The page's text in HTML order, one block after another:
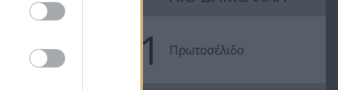
1 Πρωτοσέλιδο